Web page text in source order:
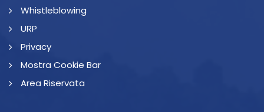
Whistleblowing
URP
Privacy
Mostra Cookie Bar
Area Riservata